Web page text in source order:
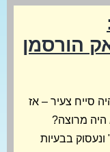
הורסמן
סייח צעיר – אז
מרוצה?
בבעיות